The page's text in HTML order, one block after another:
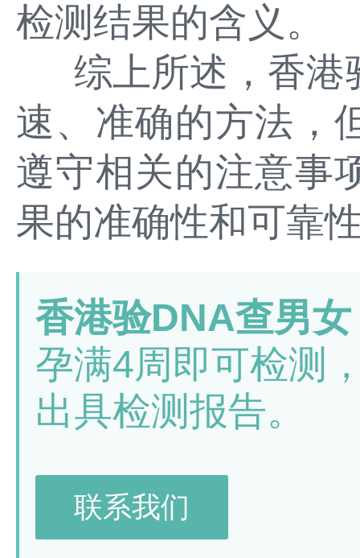
检测结果的含义。
综上所述，香港
速、准确的方法，
遵守相关的注意事
果的准确性和可靠
香港验DNA查男
孕满4周即可检测
出具检测报告。
联系我们